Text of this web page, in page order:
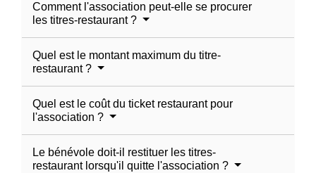
Comment l'association peut-elle se procurer
les titres-restaurant ?
Quel est le montant maximum du titre-
restaurant ?
Quel est le coût du ticket restaurant pour
l'association ?
Le bénévole doit-il restituer les titres-
restaurant lorsqu'il quitte l'association ?